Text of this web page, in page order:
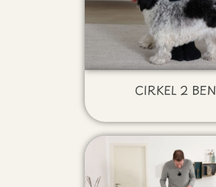
CIRKEL 2 BEN